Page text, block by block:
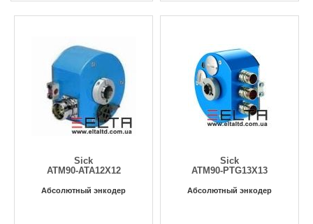
Sick
ATM90-ATA12X12
Абсолютный энкодер
Sick
ATM90-PTG13X13
Абсолютный энкодер